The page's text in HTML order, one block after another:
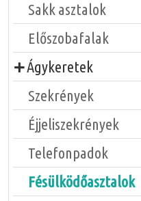
Sakk asztalok
Előszobafalak
Ágykeretek
Szekrények
Éjjeliszekrények
Telefonpadok
Fésülködőasztalok